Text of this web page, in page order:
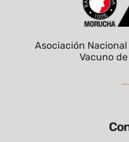
Asociación
Vacuno